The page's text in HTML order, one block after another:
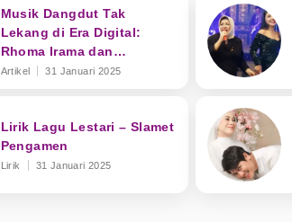
Musik Dangdut Tak
Lekang di Era Digital:
Rhoma Irama dan
Transformasi Genre
Artikel 31 Januari 2025
Lirik Lagu Lestari – Slamet
Pengamen
Lirik 31 Januari 2025